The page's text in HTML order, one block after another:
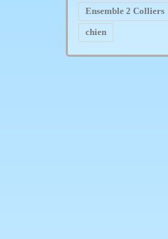
Ensemble 2 Colliers
chien